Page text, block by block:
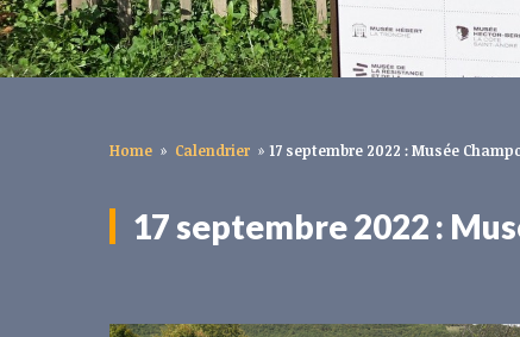
Home » Calendrier » 17 septembre 2022 : Musée
17 septembre 2022 :